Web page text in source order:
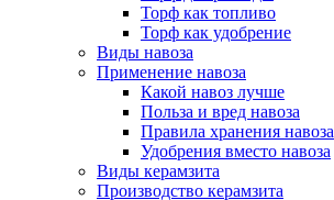
Торф как топливо
Торф как удобрение
Виды навоза
Применение навоза
Какой навоз лучше
Польза и вред навоза
Правила хранения навоза
Удобрения вместо навоза
Виды керамзита
Производство керамзита